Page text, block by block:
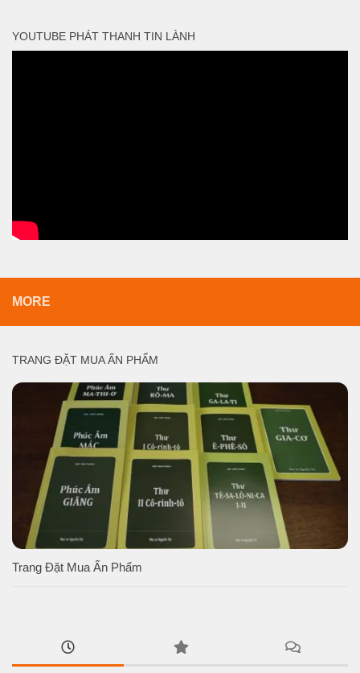
YOUTUBE PHÁT THANH TIN LÀNH
MORE
TRANG ĐẶT MUA ẤN PHẨM
Trang Đặt Mua Ấn Phẩm